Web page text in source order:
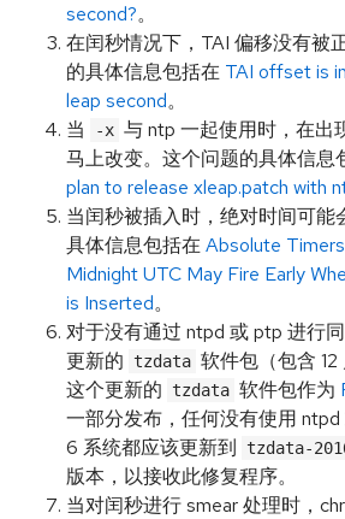
second?。
在闰秒情况下，TAI 偏移没有被
的具体信息包括在 TAI offset is
leap second。
当
-x 与 ntp 一起使用时，在出
马上改变。这个问题的具体信息
plan to release xleap.patch with
当闰秒被插入时，绝对时间可能
具体信息包括在 Absolute
Midnight UTC May Fire Early
is Inserted。
对于没有通过 ntpd 或 ptp 进行
更新的
tzdata 软件包（包含 12
这个更新的
tzdata 软件包作为
一部分发布，任何没有使用
6 系统都应该更新到
tzdata-
版本，以接收此修复程序。
当对闰秒进行 smear 处理时，